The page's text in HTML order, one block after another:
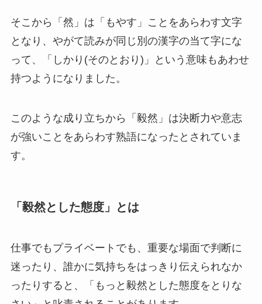
そこから「然」は「もやす」ことをあらわす文字
となり、やがて読みが同じ別の漢字の当て字にな
って、「しかり(そのとおり)」という意味もあわせ
持つようになりました。
このような成り立ちから「毅然」は決断力や意志
が強いことをあらわす熟語になったとされていま
す。
「毅然とした態度」とは
仕事でもプライベートでも、重要な場面で判断に
迷ったり、誰かに気持ちをはっきり伝えられなか
ったりすると、「もっと毅然とした態度をとりな